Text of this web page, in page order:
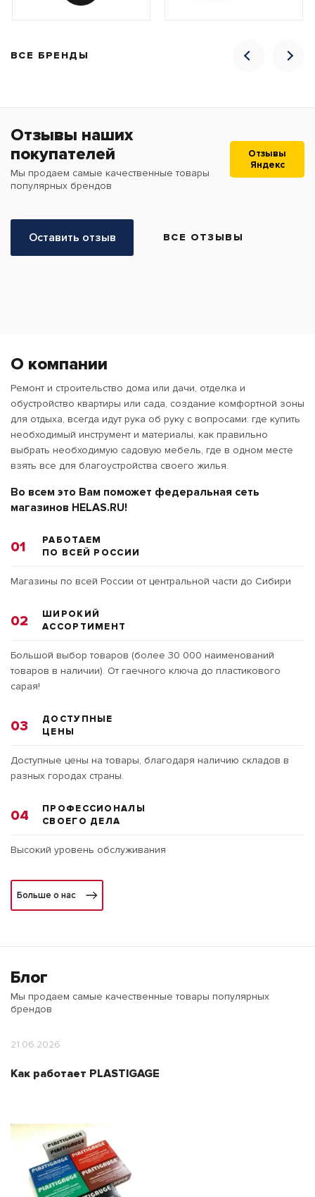
ВСЕ БРЕНДЫ
Отзывы наших
покупателей
Мы продаем самые качественные товары
популярных брендов
Отзывы
Яндекс
Оставить отзыв ВСЕ ОТЗЫВЫ
01
РАБОТАЕМ
ПО ВСЕЙ РОССИИ
Магазины по всей России от центральной части до Сибири
02
ШИРОКИЙ
АССОРТИМЕНТ
Большой выбор товаров (более 30 000 наименований
товаров в наличии). От гаечного ключа до пластикового
сарая!
03
ДОСТУПНЫЕ
ЦЕНЫ
Доступные цены на товары, благодаря наличию складов в
разных городах страны.
04
ПРОФЕССИОНАЛЫ
СВОЕГО ДЕЛА
Высокий уровень обслуживания
О компании
Ремонт и строительство дома или дачи, отделка и
обустройство квартиры или сада, создание комфортной зоны
для отдыха, всегда идут рука об руку с вопросами: где купить
необходимый инструмент и материалы, как правильно
выбрать необходимую садовую мебель, где в одном месте
взять все для благоустройства своего жилья.
Во всем это Вам поможет федеральная сеть
магазинов HELAS.RU!
Больше о нас
Блог
Мы продаем самые качественные товары популярных
брендов
21.06.2026
Как работает PLASTIGAGE